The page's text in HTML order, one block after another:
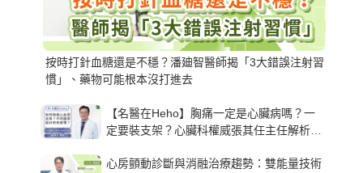
按時打針血糖還是不穩？潘廸智醫師揭「3大錯誤注射習
慣」、藥物可能根本沒打進去
【名醫在Heho】胸痛一定是心臟病嗎？一
定要裝支架？心臟科權威張其任主任解析支
心房顫動診斷與消融治療趨勢：雙能量技術